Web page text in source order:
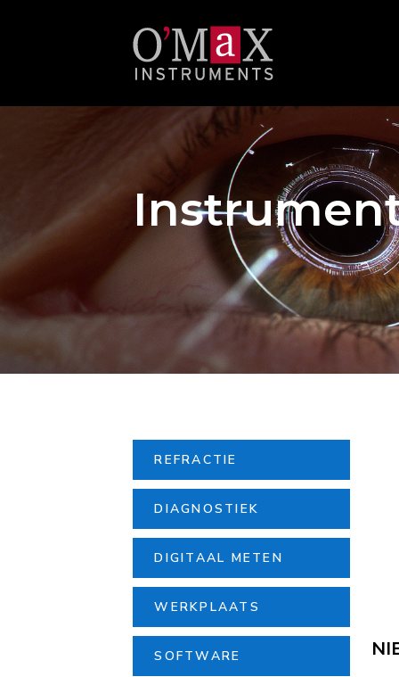
REFRACTIE
DIAGNOSTIEK
DIGITAAL METEN
WERKPLAATS
SOFTWARE